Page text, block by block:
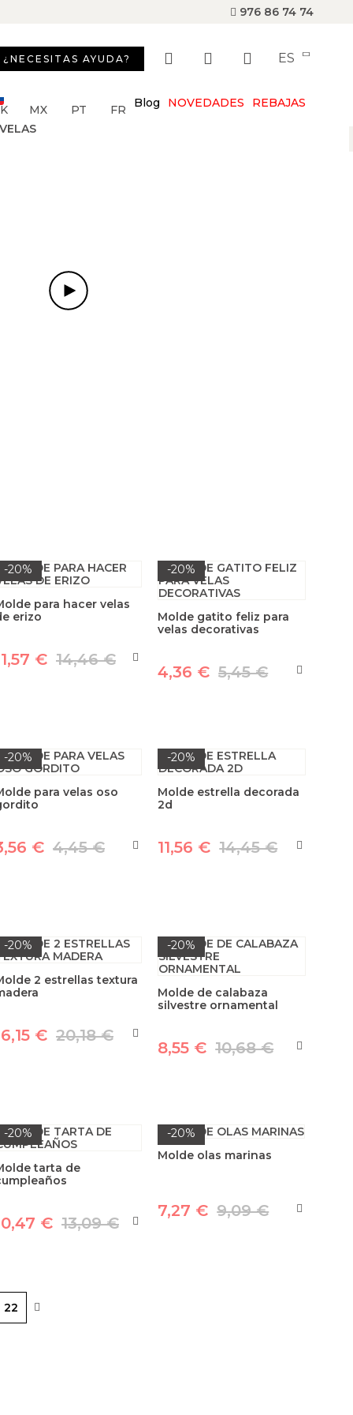
976 86 74 74
¿NECESITAS AYUDA? ES
MX PT FR Blog NOVEDADES REBAJAS
-20%
para hacer velas
erizo
€ 14,46 €
-20%
Molde gatito feliz para
velas decorativas
4,36 € 5,45 €
-20%
para velas oso
€ 4,45 €
-20%
Molde estrella decorada
2d
11,56 € 14,45 €
-20%
2 estrellas textura
€ 20,18 €
-20%
Molde de calabaza
silvestre ornamental
8,55 € 10,68 €
-20%
tarta de
€ 13,09 €
-20%
Molde olas marinas
7,27 € 9,09 €
22